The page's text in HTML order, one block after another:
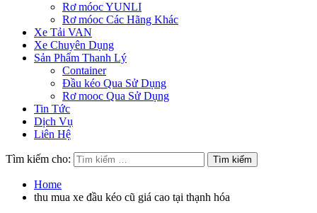
Rơ móoc YUNLI
Rơ móoc Các Hãng Khác
Xe Tải VAN
Xe Chuyên Dụng
Sản Phẩm Thanh Lý
Container
Đầu kéo Qua Sử Dụng
Rơ mooc Qua Sử Dụng
Tin Tức
Dịch Vụ
Liên Hệ
Tìm kiếm cho:
Home
thu mua xe đầu kéo cũ giá cao tại thạnh hóa